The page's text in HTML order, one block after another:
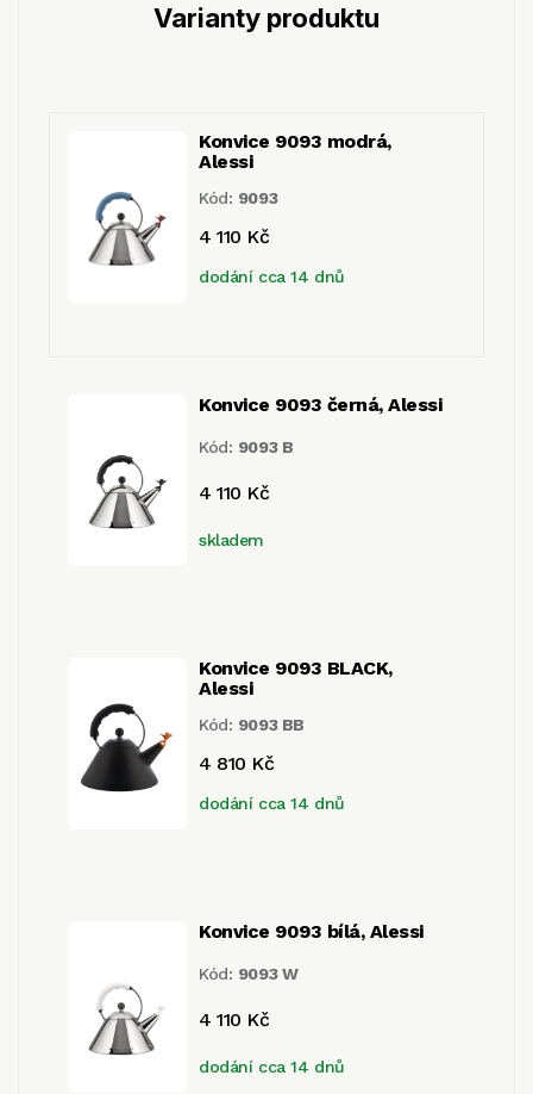
Varianty produktu
Konvice 9093 modrá,
Alessi
Kód: 9093
4 110 Kč
dodání cca 14 dnů
Konvice 9093 černá, Alessi
Kód: 9093 B
4 110 Kč
skladem
Konvice 9093 BLACK,
Alessi
Kód: 9093 BB
4 810 Kč
dodání cca 14 dnů
Konvice 9093 bílá, Alessi
Kód: 9093 W
4 110 Kč
dodání cca 14 dnů